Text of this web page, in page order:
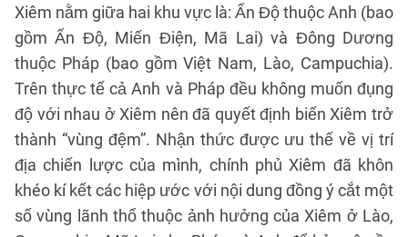
Xiêm nằm giữa hai khu vực là: Ấn Độ thuộc Anh (bao
gồm Ấn Độ, Miến Điện, Mã Lai) và Đông Dương
thuộc Pháp (bao gồm Việt Nam, Lào, Campuchia).
Trên thực tế cả Anh và Pháp đều không muốn đụng
độ với nhau ở Xiêm nên đã quyết định biến Xiêm trở
thành “vùng đệm”. Nhận thức được ưu thế về vị trí
địa chiến lược của mình, chính phủ Xiêm đã khôn
khéo kí kết các hiệp ước với nội dung đồng ý cắt một
số vùng lãnh thổ thuộc ảnh hưởng của Xiêm ở Lào,